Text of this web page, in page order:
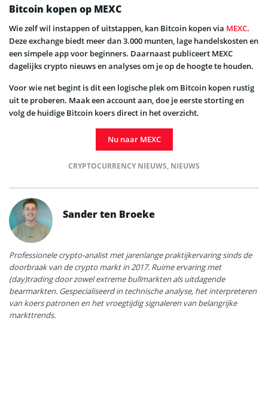
Bitcoin kopen op MEXC
Wie zelf wil instappen of uitstappen, kan Bitcoin kopen via MEXC.
Deze exchange biedt meer dan 3.000 munten, lage handelskosten en
een simpele app voor beginners. Daarnaast publiceert MEXC
dagelijks crypto nieuws en analyses om je op de hoogte te houden.
Voor wie net begint is dit een logische plek om Bitcoin kopen rustig
uit te proberen. Maak een account aan, doe je eerste storting en
volg de huidige Bitcoin koers direct in het overzicht.
Nu naar MEXC
CRYPTOCURRENCY NIEUWS, NIEUWS
Sander ten Broeke
Professionele crypto-analist met jarenlange praktijkervaring sinds de
doorbraak van de crypto markt in 2017. Ruime ervaring met
(day)trading door zowel extreme bullmarkten als uitdagende
bearmarkten. Gespecialiseerd in technische analyse, het interpreteren
van koers patronen en het vroegtijdig signaleren van belangrijke
markttrends.